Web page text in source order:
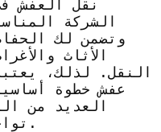
نقل العفش
الشركة
وتضمن لك
الأثاث
النقل. لذلك،
عفش خطوة
العديد من
تواجهها أثناء عملية النقل.